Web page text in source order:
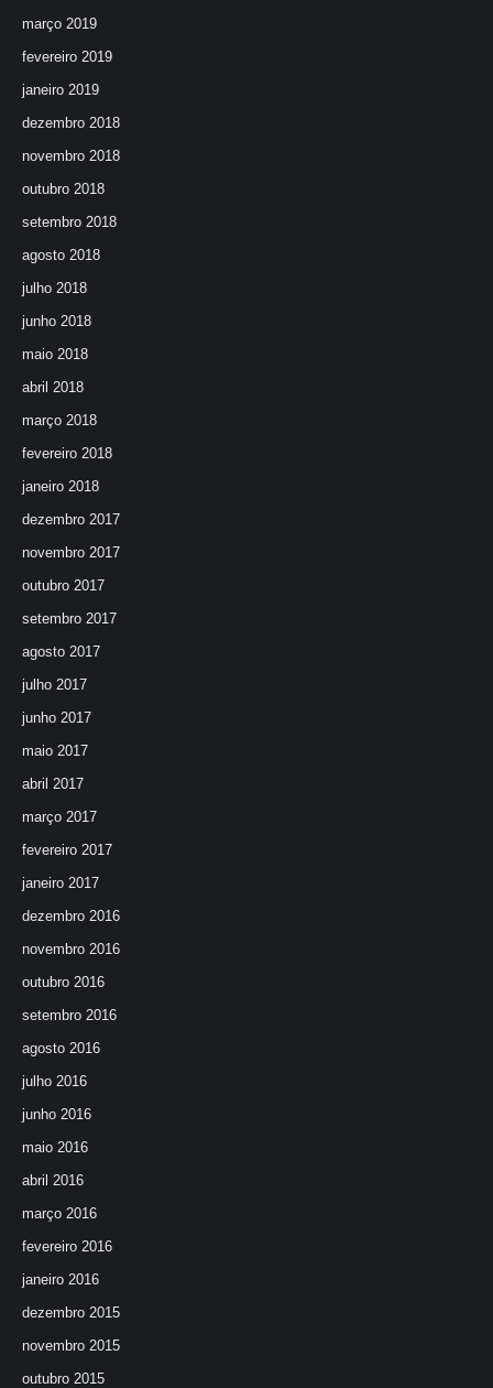
março 2019
fevereiro 2019
janeiro 2019
dezembro 2018
novembro 2018
outubro 2018
setembro 2018
agosto 2018
julho 2018
junho 2018
maio 2018
abril 2018
março 2018
fevereiro 2018
janeiro 2018
dezembro 2017
novembro 2017
outubro 2017
setembro 2017
agosto 2017
julho 2017
junho 2017
maio 2017
abril 2017
março 2017
fevereiro 2017
janeiro 2017
dezembro 2016
novembro 2016
outubro 2016
setembro 2016
agosto 2016
julho 2016
junho 2016
maio 2016
abril 2016
março 2016
fevereiro 2016
janeiro 2016
dezembro 2015
novembro 2015
outubro 2015